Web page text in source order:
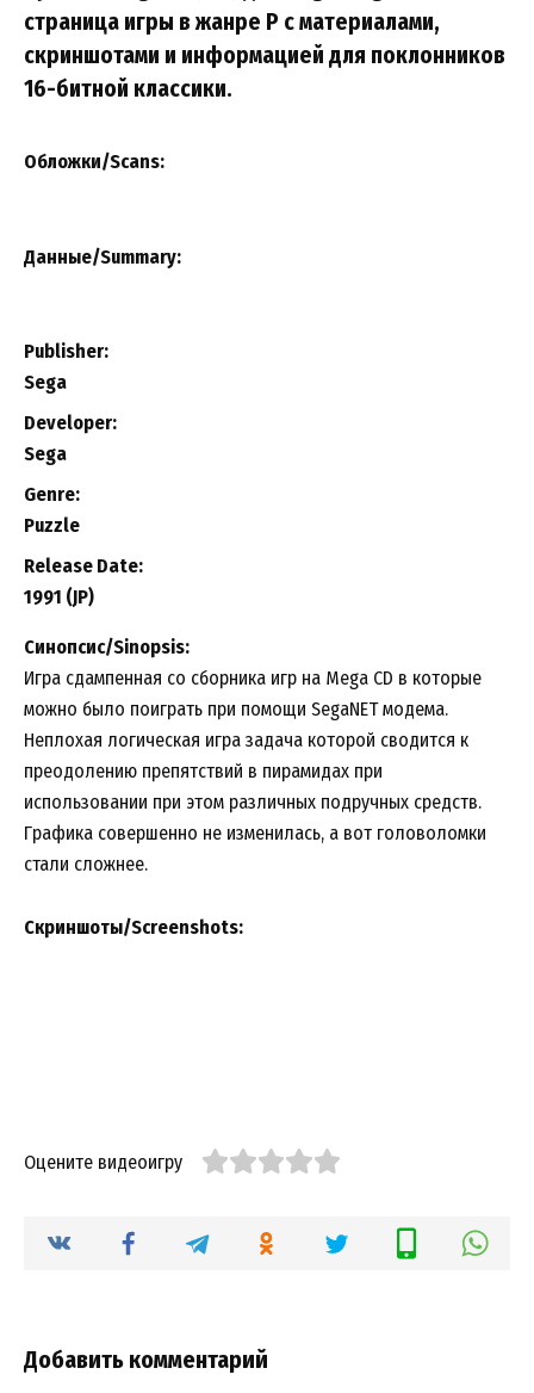
страница игры в жанре P с материалами,
скриншотами и информацией для поклонников
16-битной классики.
Обложки/Scans:
Данные/Summary:
Publisher:
Sega
Developer:
Sega
Genre:
Puzzle
Release Date:
1991 (JP)
Синопсис/Sinopsis:
Игра сдампенная со сборника игр на Mega CD в которые
можно было поиграть при помощи SegaNET модема.
Неплохая логическая игра задача которой сводится к
преодолению препятствий в пирамидах при
использовании при этом различных подручных средств.
Графика совершенно не изменилась, а вот головоломки
стали сложнее.
Скриншоты/Screenshots:
Оцените видеоигру
Добавить комментарий